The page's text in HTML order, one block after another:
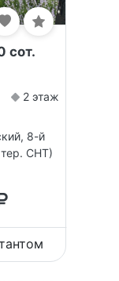
сот.
2 этаж
8-й
СНТ)